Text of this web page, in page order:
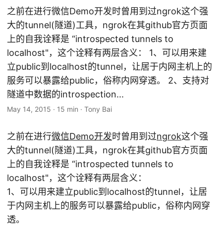
之前在进行微信Demo开发时曾用到过ngrok这个强
大的tunnel(隧道)工具，ngrok在其github官方页面
上的自我诠释是 “introspected tunnels to
localhost"，这个诠释有两层含义： 1、可以用来建
立public到localhost的tunnel，让居于内网主机上的
服务可以暴露给public，俗称内网穿透。 2、支持对
隧道中数据的introspection...
May 14, 2015 · 15 min · Tony Bai
之前在进行微信Demo开发时曾用到过ngrok这个强
大的tunnel(隧道)工具，ngrok在其github官方页面
上的自我诠释是 “introspected tunnels to
localhost"，这个诠释有两层含义：
1、可以用来建立public到localhost的tunnel，让居
于内网主机上的服务可以暴露给public，俗称内网穿
透。